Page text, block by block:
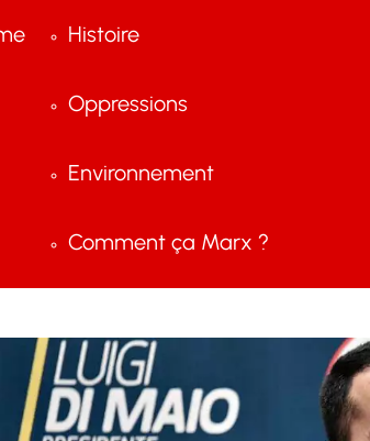
Histoire
Oppressions
Environnement
Comment ça Marx ?